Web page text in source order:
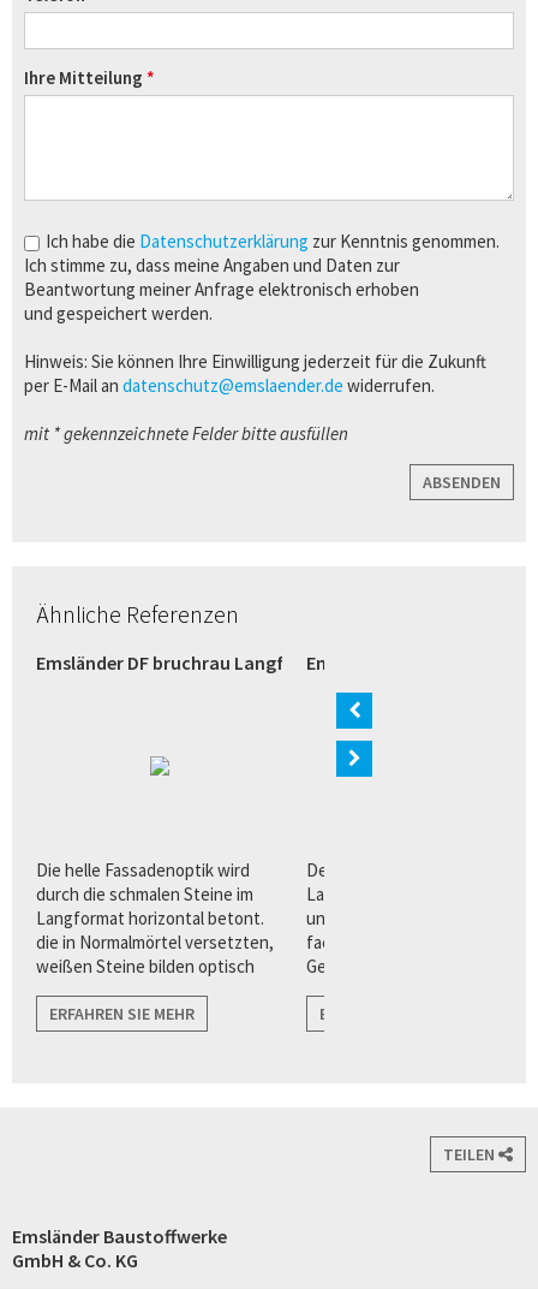
Ihre Mitteilung
Ich habe die Datenschutzerklärung zur Kenntnis genommen.
Ich stimme zu, dass meine Angaben und Daten zur
Beantwortung meiner Anfrage elektronisch erhoben
und gespeichert werden.
Hinweis: Sie können Ihre Einwilligung jederzeit für die Zukunft
per E-Mail an datenschutz@emslaender.de widerrufen.
mit * gekennzeichnete Felder bitte ausfüllen
ABSENDEN
Ähnliche Referenzen
(Bremen)
Emsländer DF bruchrau Langformat weiß (Verl)
Die helle Fassadenoptik wird
durch die schmalen Steine im
Langformat horizontal betont.
die in Normalmörtel versetzten,
weißen Steine bilden optisch
angrenzenden Flächen wie zu
Fenstern, und Türen.
ERFAHREN SIE MEHR
Emsländer Langformat
Der Quarzverblender im
Langformat bietet Architekten
und Planern eine Vielzahl von
facettenreichen
Gestaltungsvorteilen für eine
Fassadenarchitektur.
ERFAHREN SIE MEHR
TEILEN
Emsländer Baustoffwerke
GmbH & Co. KG